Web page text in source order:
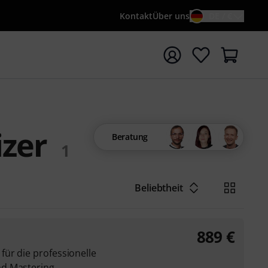
KontaktÜber uns
mit Suchwort {searchTerm} starten
1
Beratung
Beliebtheit
die professionelle
889 €